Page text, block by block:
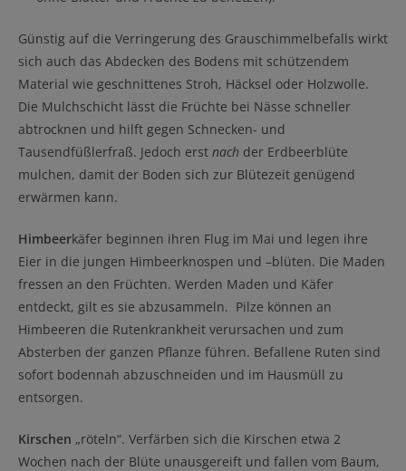
Günstig auf die Verringerung des Grauschimmelbefalls wirkt
sich auch das Abdecken des Bodens mit schützendem
Material wie geschnittenes Stroh, Häcksel oder Holzwolle.
Die Mulchschicht lässt die Früchte bei Nässe schneller
abtrocknen und hilft gegen Schnecken- und
Tausendfüßlerfraß. Jedoch erst nach der Erdbeerblüte
mulchen, damit der Boden sich zur Blütezeit genügend
erwärmen kann.
Himbeerkäfer beginnen ihren Flug im Mai und legen ihre
Eier in die jungen Himbeerknospen und –blüten. Die Maden
fressen an den Früchten. Werden Maden und Käfer
entdeckt, gilt es sie abzusammeln. Pilze können an
Himbeeren die Rutenkrankheit verursachen und zum
Absterben der ganzen Pflanze führen. Befallene Ruten sind
sofort bodennah abzuschneiden und im Hausmüll zu
entsorgen.
Kirschen „röteln“. Verfärben sich die Kirschen etwa 2
Wochen nach der Blüte unausgereift und fallen vom Baum,